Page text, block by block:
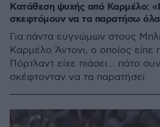
Κατάθεση ψυχής από Καρμέλο:
σκεφτόμουν να τα παρατήσω
Για πάντα ευγνώμων στους
Καρμέλο Άντονι, ο οποίος είπε
Πόρτλαντ είχε πιάσει… πάτο
σκέφτονταν να τα παρατήσει